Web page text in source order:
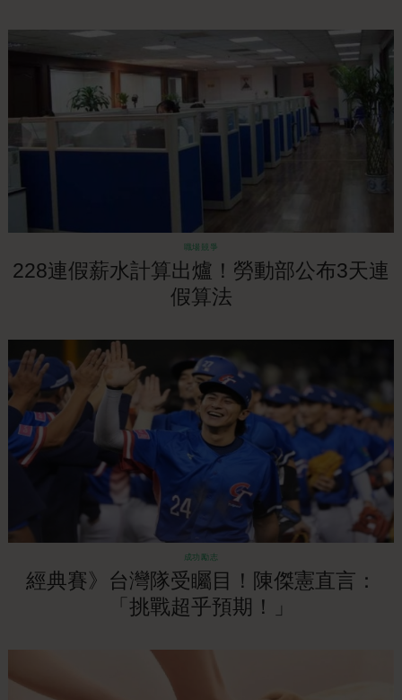
職場競爭
228連假薪水計算出爐！勞動部公布3天連
假算法
成功勵志
經典賽》台灣隊受矚目！陳傑憲直言：
「挑戰超乎預期！」